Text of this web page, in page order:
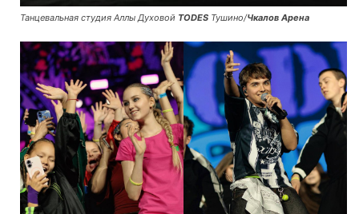
Танцевальная студия Аллы Духовой TODES Тушино/Чкалов Арена